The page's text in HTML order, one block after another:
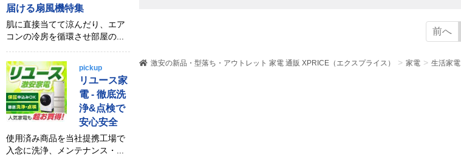
激安の新品・型落ち・アウトレット 家電 通販 XPRICE（エクスプライス） 家電 生活家電
前へ
届ける扇風機特集
肌に直接当てて涼んだり、エア
コンの冷房を循環させ部屋の...
pickup
リユース家
電 - 徹底洗
浄&点検で
安心安全
使用済み商品を当社提携工場で
入念に洗浄、メンテナンス・...